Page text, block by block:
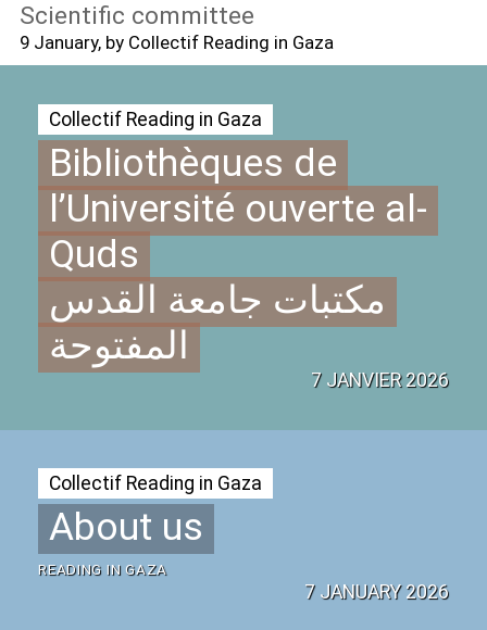
Scientific committee
9 January, by Collectif Reading in Gaza
Collectif Reading in Gaza
Bibliothèques de
l’Université ouverte al-
Quds
مكتبات جامعة القدس
المفتوحة
7 JANVIER 2026
Collectif Reading in Gaza
About us
READING IN GAZA
7 JANUARY 2026